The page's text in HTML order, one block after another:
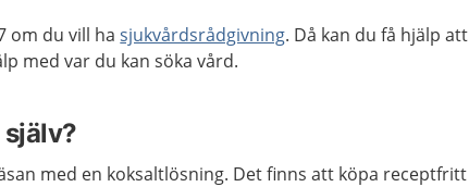
om du vill hasjukvårdsrådgivning. Då kan du få hjälp att
med var du kan söka vård.
med en koksaltlösning. Det finns att köpa receptfritt